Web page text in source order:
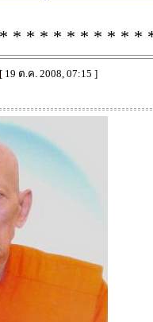
* * * * * * * * * *
19 ต.ค. 2008, 07:15 ]